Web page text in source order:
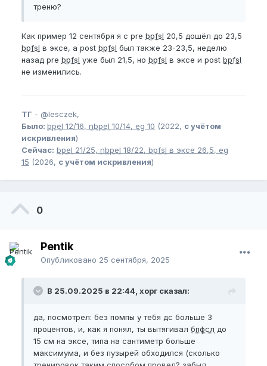
треню?
Как пример 12 сентября я с pre bpfsl 20,5 дошёл до 23,5
bpfsl в эксе, а post bpfsl был также 23-23,5, неделю
назад pre bpfsl уже был 21,5, но bpfsl в эксе и post bpfsl
не изменились.
ТГ - @lesczek,
Было: bpel 12/16, nbpel 10/14, eg 10 (2022, с учётом
искривления)
Сейчас: bpel 21/25, nbpel 18/22, bpfsl в эксе 26,5, eg
15 (2026, с учётом искривления)
0
Pentik
Опубликовано 25 сентября, 2025
В 25.09.2025 в 22:44, хорг сказал:
да, посмотрел: без помпы у тебя дс больше 3
процентов, и, как я понял, ты вытягивал бпфсл до
15 см на эксе, типа на сантиметр больше
максимума, и без пузырей обходился (сколько